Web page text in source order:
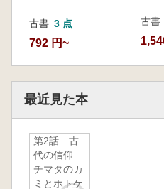
古書 3 点
792 円~
古書
最近見た本
第2話 古
代の信仰
チマタのカ
ミとホトケ